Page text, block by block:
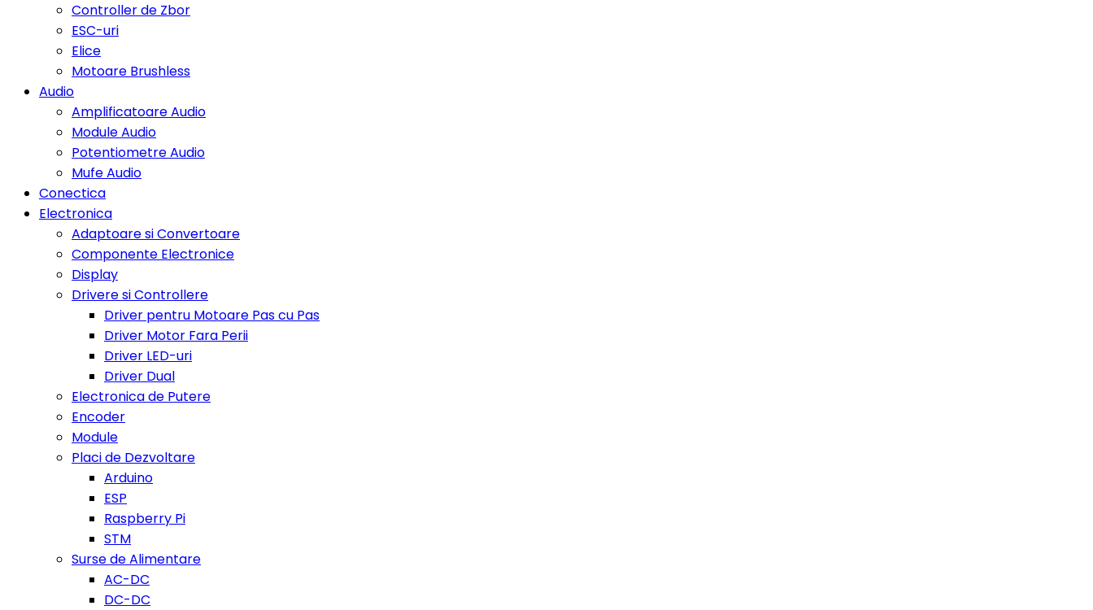
Controller de Zbor
ESC-uri
Elice
Motoare Brushless
Audio
Amplificatoare Audio
Module Audio
Potentiometre Audio
Mufe Audio
Conectica
Electronica
Adaptoare si Convertoare
Componente Electronice
Display
Drivere si Controllere
Driver pentru Motoare Pas cu Pas
Driver Motor Fara Perii
Driver LED-uri
Driver Dual
Electronica de Putere
Encoder
Module
Placi de Dezvoltare
Arduino
ESP
Raspberry Pi
STM
Surse de Alimentare
AC-DC
DC-DC